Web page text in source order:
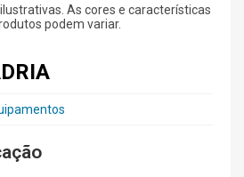
As cores e características
podem variar.